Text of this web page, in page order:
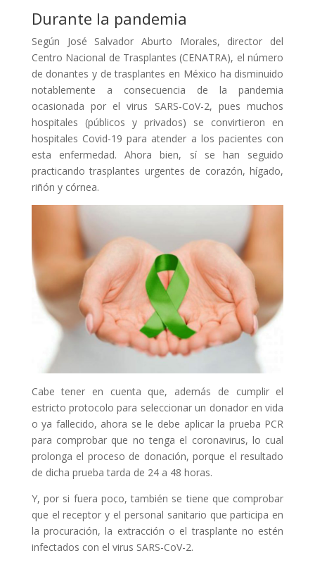
Durante la pandemia
Según José Salvador Aburto Morales, director del
Centro Nacional de Trasplantes (CENATRA), el número
de donantes y de trasplantes en México ha disminuido
notablemente a consecuencia de la pandemia
ocasionada por el virus SARS-CoV-2, pues muchos
hospitales (públicos y privados) se convirtieron en
hospitales Covid-19 para atender a los pacientes con
esta enfermedad. Ahora bien, sí se han seguido
practicando trasplantes urgentes de corazón, hígado,
riñón y córnea.
Cabe tener en cuenta que, además de cumplir el
estricto protocolo para seleccionar un donador en vida
o ya fallecido, ahora se le debe aplicar la prueba PCR
para comprobar que no tenga el coronavirus, lo cual
prolonga el proceso de donación, porque el resultado
de dicha prueba tarda de 24 a 48 horas.
Y, por si fuera poco, también se tiene que comprobar
que el receptor y el personal sanitario que participa en
la procuración, la extracción o el trasplante no estén
infectados con el virus SARS-CoV-2.